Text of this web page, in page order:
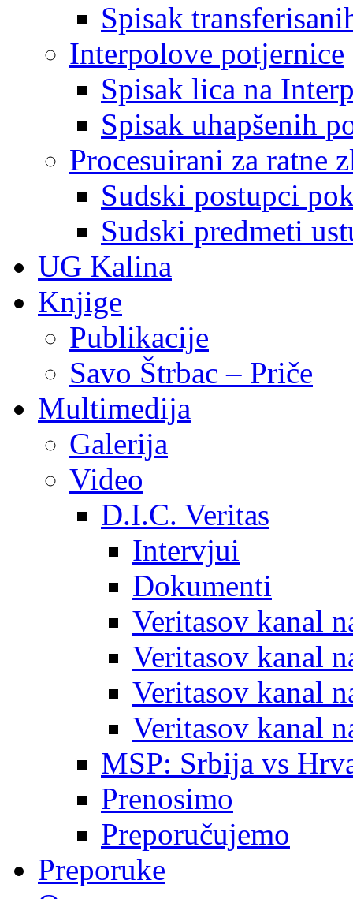
Spisak
Interpolove potjernice
Spisak lica na
Spisak uhapšenih
Procesuirani za ratne
Sudski postupci
Sudski predmeti
UG Kalina
Knjige
Publikacije
Savo Štrbac – Priče
Multimedija
Galerija
Video
D.I.C. Veritas
Intervjui
Dokumenti
Veritasov kanal
Veritasov kanal
Veritasov kanal
Veritasov kanal
MSP: Srbija vs
Prenosimo
Preporučujemo
Preporuke